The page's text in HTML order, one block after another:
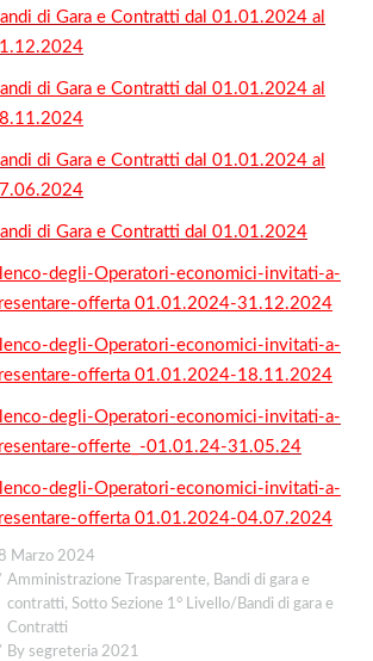
di Gara e Contratti dal 01.01.2024 al
di Gara e Contratti dal 01.01.2024 al
di Gara e Contratti dal 01.01.2024 al
di Gara e Contratti dal 01.01.2024
degli-Operatori-economici-invitati-a-
offerta 01.01.2024-31.12.2024
degli-Operatori-economici-invitati-a-
offerta 01.01.2024-18.11.2024
degli-Operatori-economici-invitati-a-
offerte_-01.01.24-31.05.24
degli-Operatori-economici-invitati-a-
offerta 01.01.2024-04.07.2024
Marzo 2024
Amministrazione Trasparente, Bandi di gara e
contratti, Sotto Sezione 1° Livello/Bandi di gara e
Contratti
By segreteria 2021